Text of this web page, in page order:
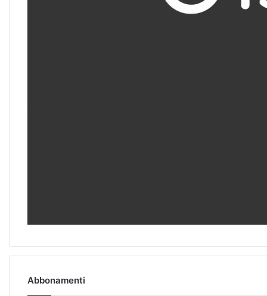
Abbonamenti